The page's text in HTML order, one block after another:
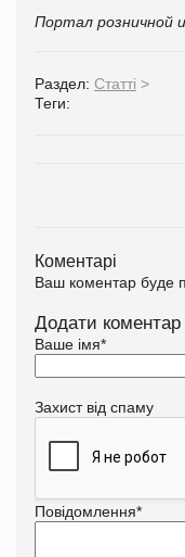
Портал розничной
Раздел: Статті >
Теги:
Коментарі
Ваш коментар буде
Додати коментар
Ваше імя*
Захист від спаму
Повідомлення*